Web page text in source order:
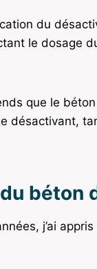
du
le dosage
que le
béton
j’ai